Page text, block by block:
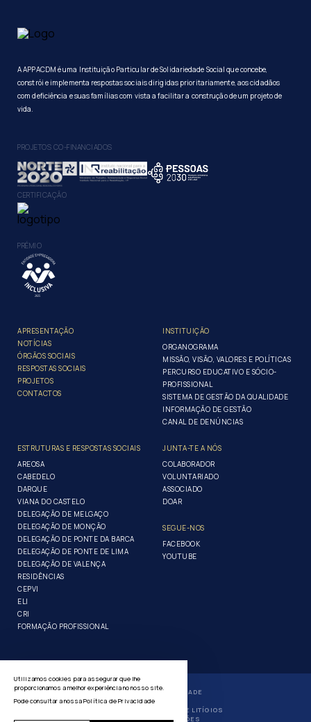
A APPACDM é uma Instituição Particular de Solidariedade Social que concebe,
constrói e implementa respostas sociais dirigidas prioritariamente, aos cidadãos
com deficiência e suas famílias com vista a facilitar a construção de um projeto de
vida.
PROJETOS CO-FINANCIADOS
CERTIFICAÇÃO
PRÉMIO
APRESENTAÇÃO
NOTÍCIAS
ÓRGÃOS SOCIAIS
RESPOSTAS SOCIAIS
PROJETOS
CONTACTOS
INSTITUIÇÃO
ORGANOGRAMA
MISSÃO, VISÃO, VALORES E POLÍTICAS
PERCURSO EDUCATIVO E SÓCIO-
PROFISSIONAL
SISTEMA DE GESTÃO DA QUALIDADE
INFORMAÇÃO DE GESTÃO
CANAL DE DENÚNCIAS
ESTRUTURAS E RESPOSTAS SOCIAIS
AREOSA
CABEDELO
DARQUE
VIANA DO CASTELO
DELEGAÇÃO DE MELGAÇO
DELEGAÇÃO DE MONÇÃO
DELEGAÇÃO DE PONTE DA BARCA
DELEGAÇÃO DE PONTE DE LIMA
DELEGAÇÃO DE VALENÇA
RESIDÊNCIAS
CEPVI
ELI
CRI
FORMAÇÃO PROFISSIONAL
JUNTA-TE A NÓS
COLABORADOR
VOLUNTARIADO
ASSOCIADO
DOAR
SEGUE-NOS
FACEBOOK
YOUTUBE
POLÍTICA DE PRIVACIDADE
GERIR COOKIES
RESOLUÇÃO ALTERNATIVA DE LITÍGIOS
LIVRO DE RECLAMAÇÕES
Utilizamos cookies para assegurar que lhe
proporcionamos a melhor experiência no nosso site.
Pode consultar a nossaPolítica de Privacidade